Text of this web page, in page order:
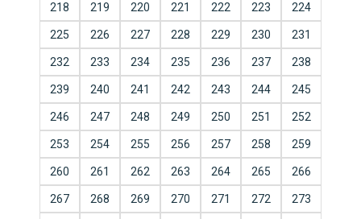
218 219 220 221 222 223 224
225 226 227 228 229 230 231
232 233 234 235 236 237 238
239 240 241 242 243 244 245
246 247 248 249 250 251 252
253 254 255 256 257 258 259
260 261 262 263 264 265 266
267 268 269 270 271 272 273